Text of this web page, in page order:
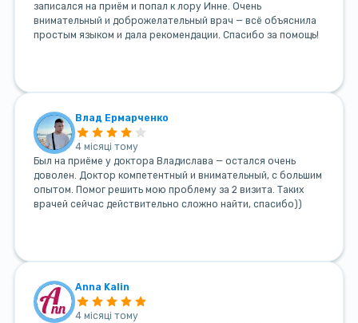
записался на приём и попал к лору Инне. Очень
внимательный и доброжелательный врач — всё объяснила
простым языком и дала рекомендации. Спасибо за помощь!
Влад Ермарченко
4 місяці тому
Был на приёме у доктора Владислава — остался очень
доволен. Доктор компетентный и внимательный, с большим
опытом. Помог решить мою проблему за 2 визита. Таких
врачей сейчас действительно сложно найти, спасибо))
Anna Kalin
4 місяці тому